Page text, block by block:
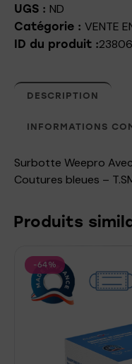
UGS : ND
Catégorie : VENTE
ID du produit :23806
DESCRIPTION
INFORMATIONS
Surbotte Weepro
Coutures bleues –
Produits
-64%